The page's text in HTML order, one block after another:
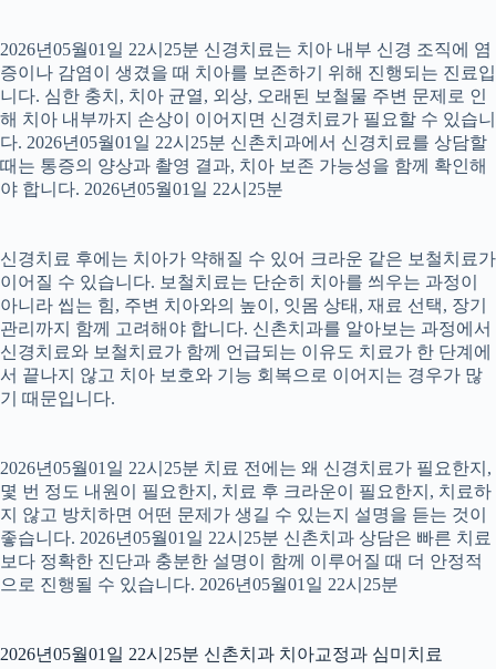
2026년05월01일 22시25분 신경치료는 치아 내부 신경 조직에 염
증이나 감염이 생겼을 때 치아를 보존하기 위해 진행되는 진료입
니다. 심한 충치, 치아 균열, 외상, 오래된 보철물 주변 문제로 인
해 치아 내부까지 손상이 이어지면 신경치료가 필요할 수 있습니
다. 2026년05월01일 22시25분 신촌치과에서 신경치료를 상담할
때는 통증의 양상과 촬영 결과, 치아 보존 가능성을 함께 확인해
야 합니다. 2026년05월01일 22시25분
신경치료 후에는 치아가 약해질 수 있어 크라운 같은 보철치료가
이어질 수 있습니다. 보철치료는 단순히 치아를 씌우는 과정이
아니라 씹는 힘, 주변 치아와의 높이, 잇몸 상태, 재료 선택, 장기
관리까지 함께 고려해야 합니다. 신촌치과를 알아보는 과정에서
신경치료와 보철치료가 함께 언급되는 이유도 치료가 한 단계에
서 끝나지 않고 치아 보호와 기능 회복으로 이어지는 경우가 많
기 때문입니다.
2026년05월01일 22시25분 치료 전에는 왜 신경치료가 필요한지,
몇 번 정도 내원이 필요한지, 치료 후 크라운이 필요한지, 치료하
지 않고 방치하면 어떤 문제가 생길 수 있는지 설명을 듣는 것이
좋습니다. 2026년05월01일 22시25분 신촌치과 상담은 빠른 치료
보다 정확한 진단과 충분한 설명이 함께 이루어질 때 더 안정적
으로 진행될 수 있습니다. 2026년05월01일 22시25분
2026년05월01일 22시25분 신촌치과 치아교정과 심미치료